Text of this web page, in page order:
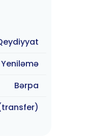
Yeniləmə
Bərpa